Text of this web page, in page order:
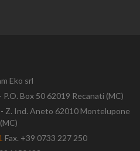
Eko srl
Box 50 62019 Recanati (MC)
Z. Ind. Aneto 62010 Montelupone
(MC)
Fax. +39 0733 227 250